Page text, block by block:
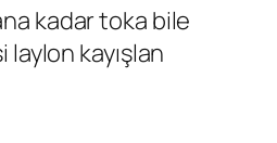
kadar toka bile
kayışlan